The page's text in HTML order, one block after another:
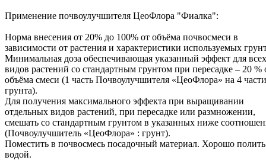
Применение почвоулучшителя ЦеоФлора "Фиалка":
Норма внесения от 20% до 100% от объёма почвосмеси в
зависимости от растения и характеристики используемых
Минимальная доза обеспечивающая указанный эффект для всех
видов растений со стандартным грунтом при пересадке – 20 %
объёма смеси (1 часть Почвоулучшителя «ЦеоФлора» на 4 части
грунта).
Для получения максимального эффекта при выращивании
отдельных видов растений, при пересадке или размножении,
смешать со стандартным грунтом в указанных ниже
(Почвоулучшитель «ЦеоФлора» : грунт).
Поместить в почвосмесь посадочный материал. Хорошо полить
водой.